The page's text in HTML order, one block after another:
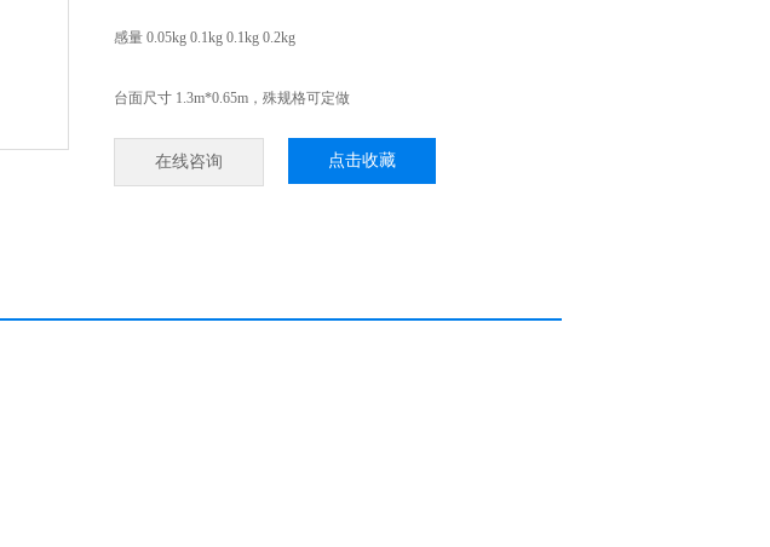
感量 0.05kg 0.1kg 0.1kg 0.2kg
台面尺寸 1.3m*0.65m，殊规格可定做
在线咨询 点击收藏